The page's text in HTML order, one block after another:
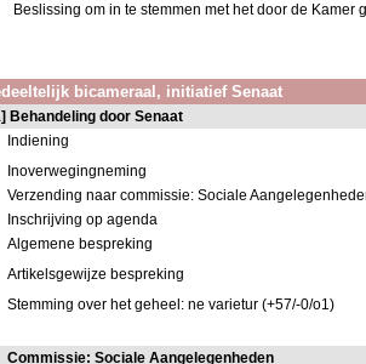
Beslissing om in te stemmen met het door de Kamer
bicameraal, initiatief Senaat
Behandeling door Senaat
Indiening
Inoverwegingneming
Verzending naar commissie: Sociale
Inschrijving op agenda
Algemene bespreking
Artikelsgewijze bespreking
Stemming over het geheel: ne varietur (+57/-0/o1)
Commissie: Sociale Aangelegenheden